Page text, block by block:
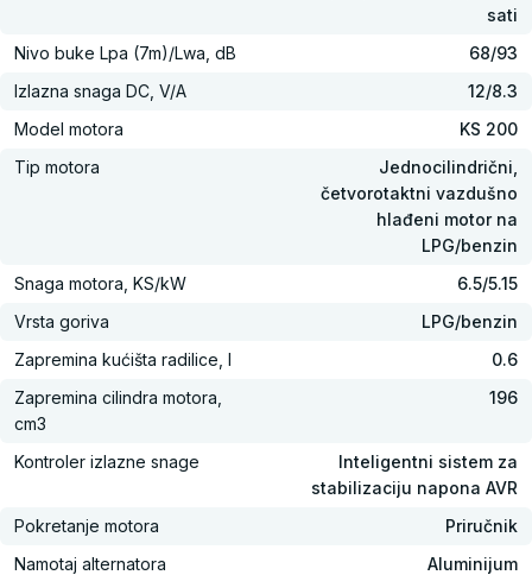
sati
Nivo buke Lpa (7m)/Lwa, dB
68/93
Izlazna snaga DC, V/A
12/8.3
Model motora
KS 200
Tip motora
Jednocilindrični,
četvorotaktni vazdušno
hlađeni motor na
LPG/benzin
Snaga motora, KS/kW
6.5/5.15
Vrsta goriva
LPG/benzin
Zapremina kućišta radilice, l
0.6
Zapremina cilindra motora,
cm3
196
Kontroler izlazne snage
Inteligentni sistem za
stabilizaciju napona AVR
Pokretanje motora
Priručnik
Namotaj alternatora
Aluminijum